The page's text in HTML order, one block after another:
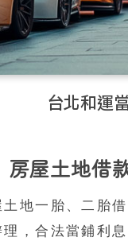
台北和運
房屋土地借
地一胎、二胎
，合法當鋪利